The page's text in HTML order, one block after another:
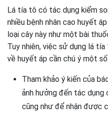
Lá tía tô có tác dụng kiểm
nhiều bệnh nhân cao huyết
loại cây này như một bài
Tuy nhiên, việc sử dụng lá
về huyết áp cần chú ý một
Tham khảo ý kiến của
ảnh hưởng đến tác
cũng như để nhận được